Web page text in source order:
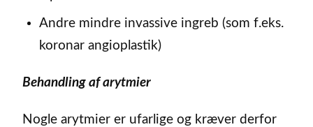
Andre mindre invassive ingreb (som f.eks.
koronar angioplastik)
Behandling af arytmier
Nogle arytmier er ufarlige og kræver derfor